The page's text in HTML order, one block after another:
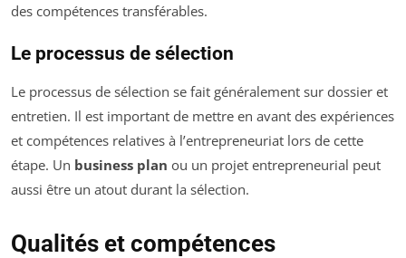
des compétences transférables.
Le processus de sélection
Le processus de sélection se fait généralement sur dossier et
entretien. Il est important de mettre en avant des expériences
et compétences relatives à l’entrepreneuriat lors de cette
étape. Un business plan ou un projet entrepreneurial peut
aussi être un atout durant la sélection.
Qualités et compétences